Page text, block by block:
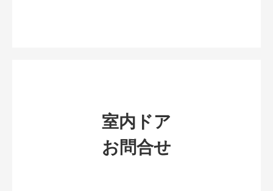
室内ドア
お問合せ